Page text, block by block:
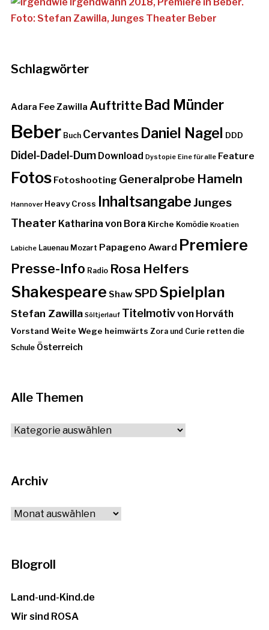
Schlagwörter
Adara Fee Zawilla Auftritte Bad Münder
Beber Buch Cervantes Daniel Nagel DDD
Didel-Dadel-Dum Download Dystopie Eine für alle Feature
Fotos Fotoshooting Generalprobe Hameln
Hannover Heavy Cross InhaltsangabeJunges
Theater Katharina von Bora Kirche Komödie Kroatien
Labiche Lauenau Mozart Papageno Award Premiere
Presse-Info Radio Rosa Helfers
Shakespeare ShawSPDSpielplan
Stefan Zawilla Söltjerlauf Titelmotivvon Horváth
Vorstand Weite Wege heimwärts Zora und Curie retten die
Schule Österreich
Alle Themen
Alle
Archiv
Archiv
Blogroll
Land-und-Kind.de
Wir sind ROSA